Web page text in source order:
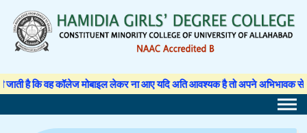
content
मोबाइल लेकर ना आए यदि अति आवश्यक है तो अपने अभिभावक से अनुमति पत्र